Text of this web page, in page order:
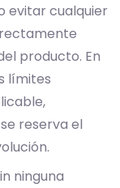
evitar cualquier
producto. En
límites
reserva el
ninguna